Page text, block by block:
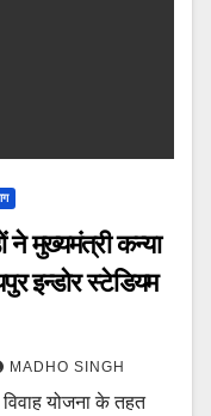
मुख्यमंत्री कन्या
इन्डोर स्टेडियम
MADHO SINGH
योजना के तहत